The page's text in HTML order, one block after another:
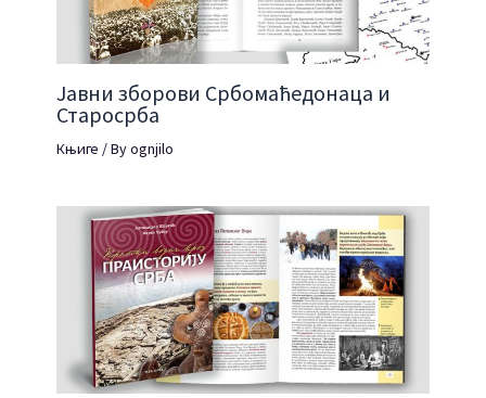
Јавни зборови Србомаћедонаца и
Старосрба
Књиге / Byognjilo